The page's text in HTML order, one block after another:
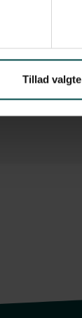
Tillad valgte